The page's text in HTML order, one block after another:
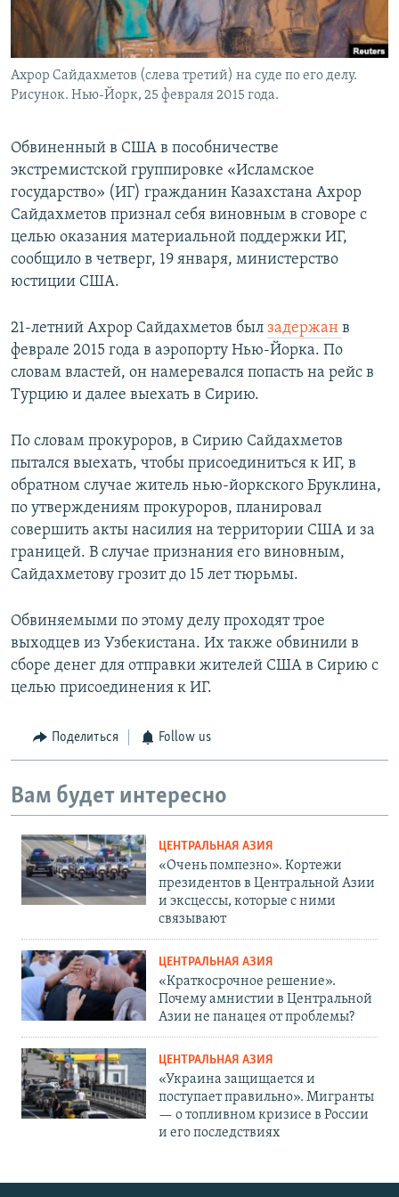
Ахрор Сайдахметов (слева третий) на суде по его делу.
Рисунок. Нью-Йорк, 25 февраля 2015 года.
Обвиненный в США в пособничестве
экстремистской группировке «Исламское
государство» (ИГ) гражданин Казахстана Ахрор
Сайдахметов признал себя виновным в сговоре с
целью оказания материальной поддержки ИГ,
сообщило в четверг, 19 января, министерство
юстиции США.
21-летний Ахрор Сайдахметов был задержан в
феврале 2015 года в аэропорту Нью-Йорка. По
словам властей, он намеревался попасть на рейс в
Турцию и далее выехать в Сирию.
По словам прокуроров, в Сирию Сайдахметов
пытался выехать, чтобы присоединиться к ИГ, в
обратном случае житель нью-йоркского Бруклина,
по утверждениям прокуроров, планировал
совершить акты насилия на территории США и за
границей. В случае признания его виновным,
Сайдахметову грозит до 15 лет тюрьмы.
Обвиняемыми по этому делу проходят трое
выходцев из Узбекистана. Их также обвинили в
сборе денег для отправки жителей США в Сирию с
целью присоединения к ИГ.
Поделиться Follow us
Вам будет интересно
ЦЕНТРАЛЬНАЯ АЗИЯ
«Очень помпезно». Кортежи
президентов в Центральной Азии
и эксцессы, которые с ними
связывают
ЦЕНТРАЛЬНАЯ АЗИЯ
«Краткосрочное решение».
Почему амнистии в Центральной
Азии не панацея от проблемы?
ЦЕНТРАЛЬНАЯ АЗИЯ
«Украина защищается и
поступает правильно». Мигранты
— о топливном кризисе в России
и его последствиях